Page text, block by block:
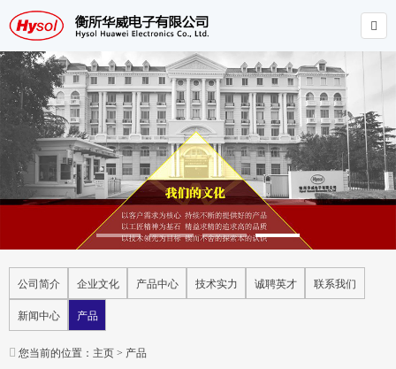

公司简介 企业文化 产品中心 技术实力 诚聘英才 联系我们
新闻中心 产品
 您当前的位置： 主页 > 产品